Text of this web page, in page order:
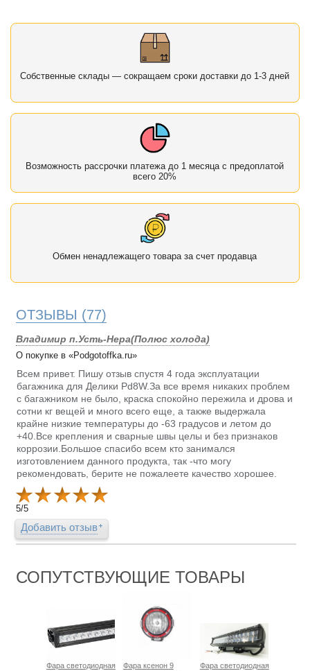
Собственные склады — сокращаем сроки доставки до 1-3 дней
Возможность рассрочки платежа до 1 месяца с предоплатой
всего 20%
Обмен ненадлежащего товара за счет продавца
ОТЗЫВЫ (77)
Владимир п.Усть-Нера(Полюс холода)
О покупке в «Podgotoffka.ru»
Всем привет. Пишу отзыв спустя 4 года эксплуатации
багажника для Делики Pd8W.За все время никаких проблем
с багажником не было, краска спокойно пережила и дрова и
сотни кг вещей и много всего еще, а также выдержала
крайне низкие температуры до -63 градусов и летом до
+40.Все крепления и сварные швы целы и без признаков
коррозии.Большое спасибо всем кто занимался
изготовлением данного продукта, так -что могу
рекомендовать, берите не пожалеете качество хорошее.
5/5
Добавить отзыв
СОПУТСТВУЮЩИЕ ТОВАРЫ
Фара светодиодная
Фара ксенон 9
Фара светодиодная